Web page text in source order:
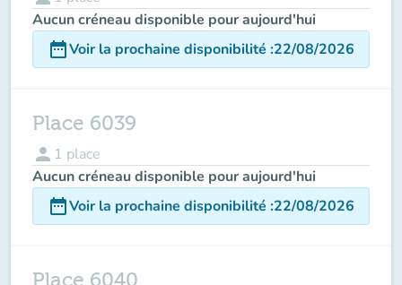
Aucun créneau disponible pour aujourd'hui
date_rangeVoir la prochaine disponibilité :22/08/2026
Place 6039
person 1 place
Aucun créneau disponible pour aujourd'hui
date_rangeVoir la prochaine disponibilité :22/08/2026
Place 6040